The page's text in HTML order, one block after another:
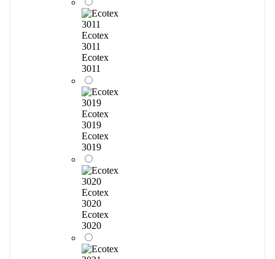
Ecotex
3011
Ecotex
3011
Ecotex
3019
Ecotex
3019
Ecotex
3020
Ecotex
3020